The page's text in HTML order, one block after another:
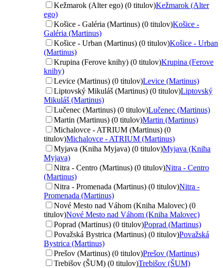
Kežmarok (Alter ego) (0 titulov)Kežmarok (Alter
ego)
Košice - Galéria (Martinus) (0 titulov)Košice -
Galéria (Martinus)
Košice - Urban (Martinus) (0 titulov)Košice - Urban
(Martinus)
Krupina (Ferove knihy) (0 titulov)Krupina (Ferove
knihy)
Levice (Martinus) (0 titulov)Levice (Martinus)
Liptovský Mikuláš (Martinus) (0 titulov)Liptovský
Mikuláš (Martinus)
Lučenec (Martinus) (0 titulov)Lučenec (Martinus)
Martin (Martinus) (0 titulov)Martin (Martinus)
Michalovce - ATRIUM (Martinus) (0
titulov)Michalovce - ATRIUM (Martinus)
Myjava (Kniha Myjava) (0 titulov)Myjava (Kniha
Myjava)
Nitra - Centro (Martinus) (0 titulov)Nitra - Centro
(Martinus)
Nitra - Promenada (Martinus) (0 titulov)Nitra -
Promenada (Martinus)
Nové Mesto nad Váhom (Kniha Malovec) (0
titulov)Nové Mesto nad Váhom (Kniha Malovec)
Poprad (Martinus) (0 titulov)Poprad (Martinus)
Považská Bystrica (Martinus) (0 titulov)Považská
Bystrica (Martinus)
Prešov (Martinus) (0 titulov)Prešov (Martinus)
Trebišov (ŠUM) (0 titulov)Trebišov (ŠUM)